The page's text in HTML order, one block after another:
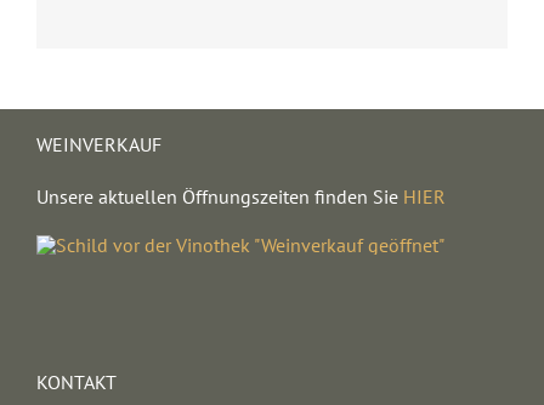
WEINVERKAUF
Unsere aktuellen Öffnungszeiten finden Sie HIER
KONTAKT